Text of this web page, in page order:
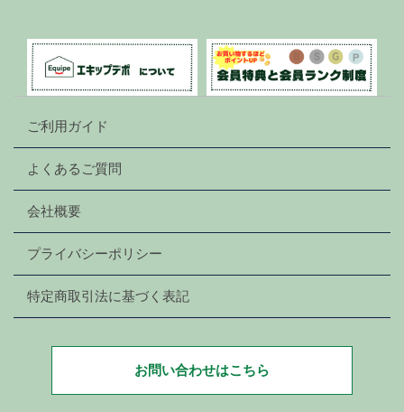
ご利用ガイド
よくあるご質問
会社概要
プライバシーポリシー
特定商取引法に基づく表記
お問い合わせはこちら